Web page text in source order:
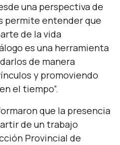
una perspectiva de
permite entender que
de la vida
es una herramienta
de manera
y promoviendo
el tiempo”.
que la presencia
de un trabajo
Provincial de